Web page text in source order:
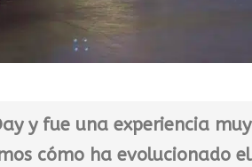
y fue una experiencia muy
cómo ha evolucionado el